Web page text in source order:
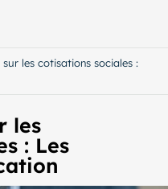
principal
sur les cotisations sociales :
les
: Les